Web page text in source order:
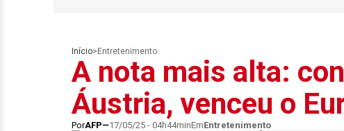
Início> Entretenimento
A nota mais alta:
Áustria, venceu o
PorAFP 17/05/25 - 04h44minEmEntretenimento